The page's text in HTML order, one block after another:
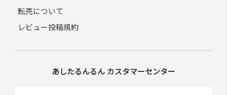
転売について
レビュー投稿規約
あしたるんるん カスタマーセンター